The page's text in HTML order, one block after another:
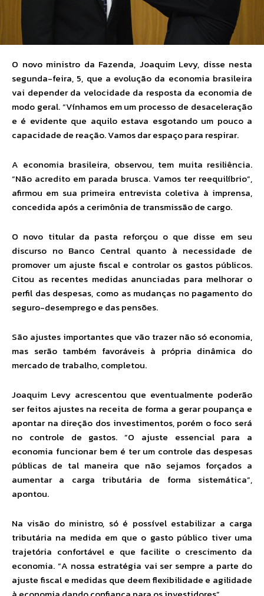
O novo ministro da Fazenda, Joaquim Levy, disse nesta
segunda-feira, 5, que a evolução da economia brasileira
vai depender da velocidade da resposta da economia de
modo geral. “Vínhamos em um processo de desaceleração
e é evidente que aquilo estava esgotando um pouco a
capacidade de reação. Vamos dar espaço para respirar.
A economia brasileira, observou, tem muita resiliência.
“Não acredito em parada brusca. Vamos ter reequilíbrio”,
afirmou em sua primeira entrevista coletiva à imprensa,
concedida após a cerimônia de transmissão de cargo.
O novo titular da pasta reforçou o que disse em seu
discurso no Banco Central quanto à necessidade de
promover um ajuste fiscal e controlar os gastos públicos.
Citou as recentes medidas anunciadas para melhorar o
perfil das despesas, como as mudanças no pagamento do
seguro-desemprego e das pensões.
São ajustes importantes que vão trazer não só economia,
mas serão também favoráveis à própria dinâmica do
mercado de trabalho, completou.
Joaquim Levy acrescentou que eventualmente poderão
ser feitos ajustes na receita de forma a gerar poupança e
apontar na direção dos investimentos, porém o foco será
no controle de gastos. ”O ajuste essencial para a
economia funcionar bem é ter um controle das despesas
públicas de tal maneira que não sejamos forçados a
aumentar a carga tributária de forma sistemática”,
apontou.
Na visão do ministro, só é possível estabilizar a carga
tributária na medida em que o gasto público tiver uma
trajetória confortável e que facilite o crescimento da
economia. “A nossa estratégia vai ser sempre a parte do
ajuste fiscal e medidas que deem flexibilidade e agilidade